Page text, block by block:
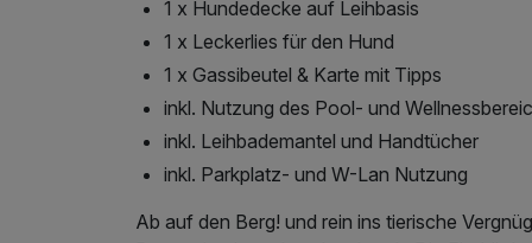
1 x Hundedecke auf Leihbasis
1 x Leckerlies für den Hund
1 x Gassibeutel & Karte mit Tipps
inkl. Nutzung des Pool- und
inkl. Leihbademantel und Handtücher
inkl. Parkplatz- und W-Lan Nutzung
Ab auf den Berg! und rein ins tierische